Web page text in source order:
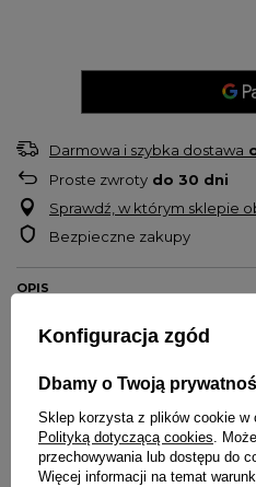
Darmowa i szybka dostawa
Proste zwroty do 30 dni
Sprawdź, w którym sklepie
Bezpieczne zakupy
OPIS
Bluza męska markiStreet
Rękawy oraz dół bluzy
Logo producenta
Materiał100% bawełna
Konfiguracja zgód
Dbamy o Twoją
Sklep korzysta z plików cookie w
Polityką dotyczącą cookies.
przechowywania lub dostępu do
Więcej informacji na temat